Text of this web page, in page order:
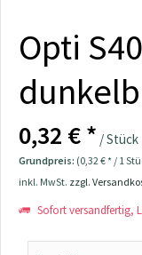
Opti
0,32 € * / Stück
Grundpreis: (0,32 € * / 1
inkl. MwSt. zzgl.
Sofort versandfertig,